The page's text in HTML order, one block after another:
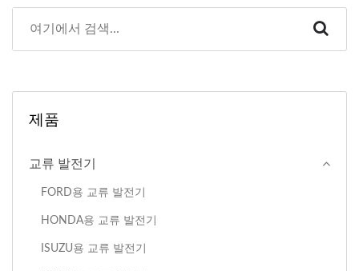
제품
교류 발전기
FORD용 교류 발전기
HONDA용 교류 발전기
ISUZU용 교류 발전기